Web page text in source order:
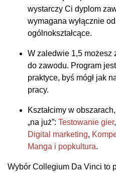
wystarczy Ci dyplom
wymagana wyłącznie
ogólnokształcące.
W zaledwie 1,5 możesz
do zawodu. Program
praktyce, byś mógł jak
pracy.
Kształcimy w
„na już”: Testowanie gier,
Digital marketing,
Manga i popkultura.
Wybór Collegium Da Vinci to